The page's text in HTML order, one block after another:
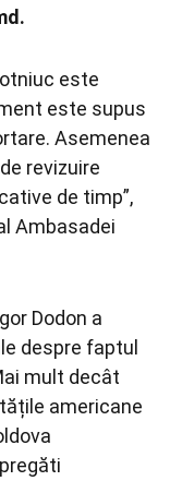
este
este supus
Asemenea
revizuire
de timp”,
Ambasadei
Dodon a
despre faptul
mult decât
americane